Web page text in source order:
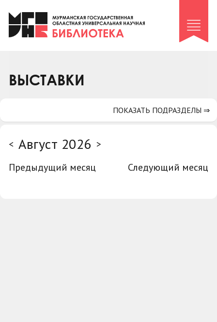
Клуб «Гиря и сельдерей»
Клуб «Семейный архив»
Коллегам
ВЫСТАВКИ
< Август 2026 >
Предыдущий месяц
Следующий месяц
ПОКАЗАТЬ ПОДРАЗДЕЛЫ ⇒